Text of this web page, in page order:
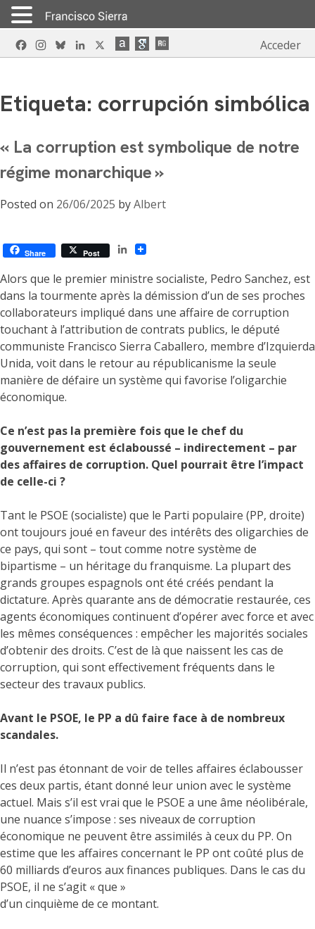
Skip
to
FacebookInstagram
BlueskyLinkedIn Acceder
Etiqueta: corrupción simbólica
« La corruption est symbolique de notre
régime monarchique »
Posted on 26/06/2025 byAlbert
Share Post
LinkedIn
Alors que le premier ministre socialiste, Pedro Sanchez, est
dans la tourmente après la démission d’un de ses proches
collaborateurs impliqué dans une affaire de corruption
touchant à l’attribution de contrats publics, le député
communiste Francisco Sierra Caballero, membre d’Izquierda
Unida, voit dans le retour au républicanisme la seule
manière de défaire un système qui favorise l’oligarchie
économique.
Ce n’est pas la première fois que le chef du
gouvernement est éclaboussé – indirectement – par
des affaires de corruption. Quel pourrait être l’impact
de celle-ci ?
Tant le PSOE (socialiste) que le Parti populaire (PP, droite)
ont toujours joué en faveur des intérêts des oligarchies de
ce pays, qui sont – tout comme notre système de
bipartisme – un héritage du franquisme. La plupart des
grands groupes espagnols ont été créés pendant la
dictature. Après quarante ans de démocratie restaurée, ces
agents économiques continuent d’opérer avec force et avec
les mêmes conséquences : empêcher les majorités sociales
d’obtenir des droits. C’est de là que naissent les cas de
corruption, qui sont effectivement fréquents dans le
secteur des travaux publics.
Avant le PSOE, le PP a dû faire face à de nombreux
scandales.
Il n’est pas étonnant de voir de telles affaires éclabousser
ces deux partis, étant donné leur union avec le système
actuel. Mais s’il est vrai que le PSOE a une âme néolibérale,
une nuance s’impose : ses niveaux de corruption
économique ne peuvent être assimilés à ceux du PP. On
estime que les affaires concernant le PP ont coûté plus de
60 milliards d’euros aux finances publiques. Dans le cas du
PSOE, il ne s’agit « que »
d’un cinquième de ce montant.